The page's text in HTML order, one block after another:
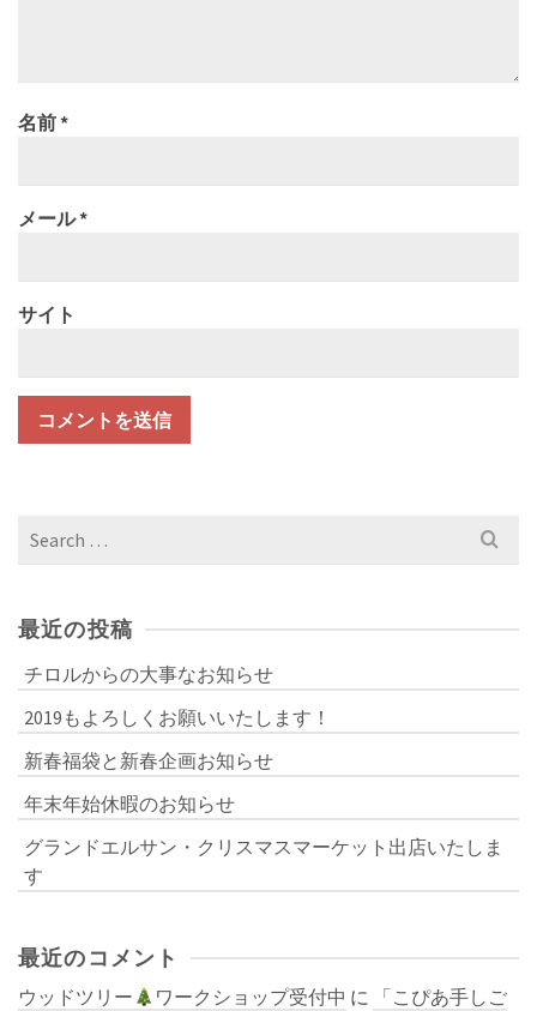
名前*
メール*
サイト
Search
for:
最近の投稿
チロルからの大事なお知らせ
2019もよろしくお願いいたします！
新春福袋と新春企画お知らせ
年末年始休暇のお知らせ
グランドエルサン・クリスマスマーケット出店いたしま
す
最近のコメント
ウッドツリー ワークショップ受付中 に
「こぴあ手しご